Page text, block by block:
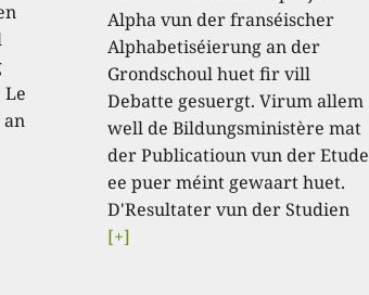
Le
Alpha vun der franséischer
Alphabetiséierung an der
Grondschoul huet fir vill
Debatte gesuergt. Virum allem
well de Bildungsministère mat
der Publicatioun vun der Etude
ee puer méint gewaart huet.
D'Resultater vun der Studien
[+]